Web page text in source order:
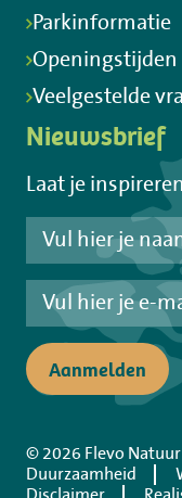
Parkinformatie
Openingstijden
Veelgestelde
Nieuwsbrief
Laat je
Aanmelden
© 2026 Flevo Natuur
Duurzaamheid